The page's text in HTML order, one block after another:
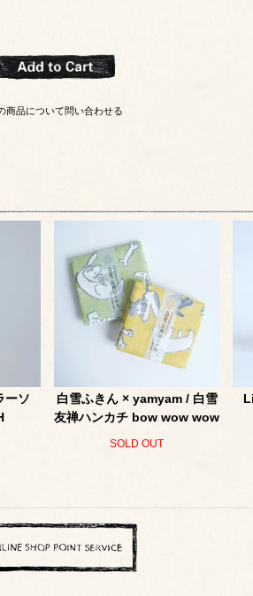
商品について問い合わせる
ーソ
白雪ふきん × yamyam / 白雪
友禅ハンカチ bow wow wow
SOLD OUT